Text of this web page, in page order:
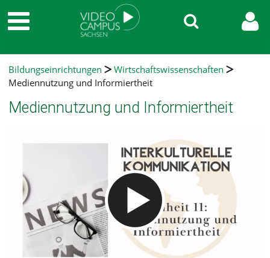
Bildungseinrichtungen
Wirtschaftswissenschaften
Mediennutzung und Informiertheit
Mediennutzung und Informiertheit